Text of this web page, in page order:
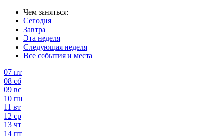
Чем заняться:
Сегодня
Завтра
Эта неделя
Следующая неделя
Все события и места
07 пт
08 сб
09 вс
10 пн
11 вт
12 ср
13 чт
14 пт